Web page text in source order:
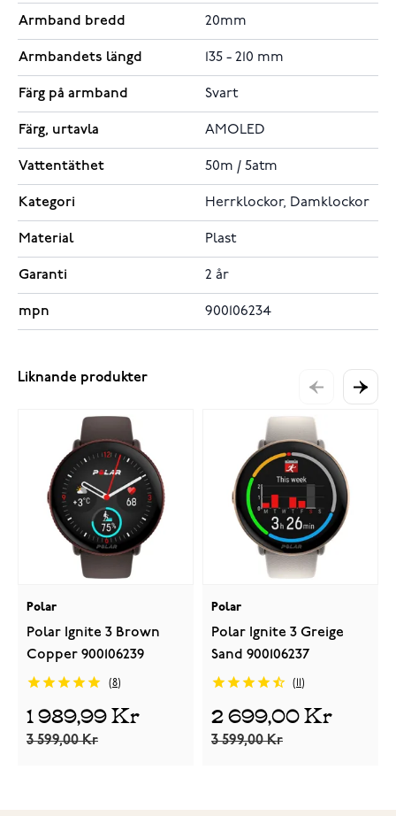
Armband bredd 20mm
Armbandets längd 135 - 210 mm
Färg på armband Svart
Färg, urtavla AMOLED
Vattentäthet 50m / 5atm
Kategori Herrklockor, Damklockor
Material Plast
Garanti 2 år
mpn 900106234
Liknande produkter
Polar
Polar Ignite 3 Brown
Copper 900106239
8
1 989,99 Kr
3 599,00 Kr
Polar
Polar Ignite 3 Greige
Sand 900106237
2 699,00 Kr
3 599,00 Kr